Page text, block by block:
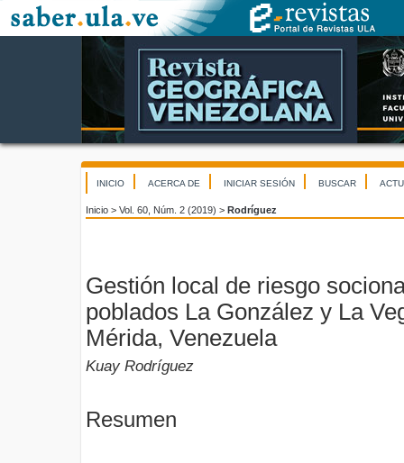
INICIO ACERCA DE INICIAR SESIÓN BUSCAR
Inicio > Vol. 60, Núm. 2 (2019) > Rodríguez
Gestión local de riesgo
poblados La González y La
Mérida, Venezuela
Kuay Rodríguez
Resumen